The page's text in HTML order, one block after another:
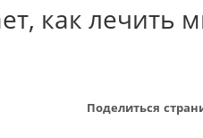
как лечить
Поделиться